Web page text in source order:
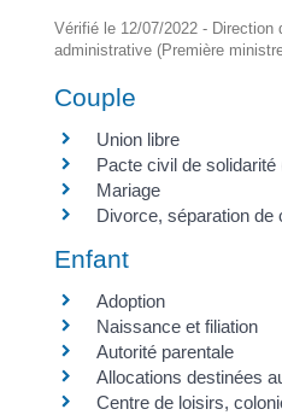
Vérifié le 12/07/2022 - Direction
administrative (Première
Couple
Union libre
Pacte civil de solidarité
Mariage
Divorce, séparation de
Enfant
Adoption
Naissance et filiation
Autorité parentale
Allocations destinées
Centre de loisirs,